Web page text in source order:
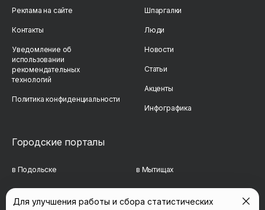
Реклама на сайте
Контакты
Уведомление об
использовании
рекомендательных
технологий
Политика конфиденциальности
Шпаргалки
Люди
Новости
Статьи
Акценты
Инфографика
Городские порталы
в Подольске в Мытищах
в Реутове
Для улучшения работы и сбора статистических